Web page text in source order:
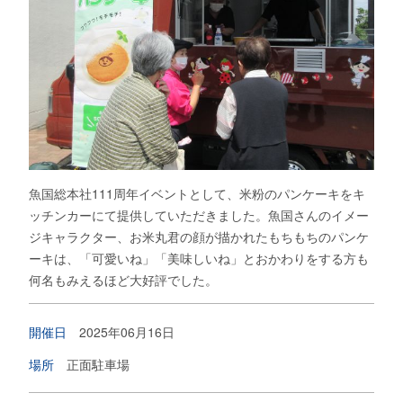
魚国総本社111 周年イベントとして、米粉のパンケーキをキ
ッチンカーにて提供していただきました。魚国さんのイメー
ジキャラクター、お米丸君の顔が描かれたもちもちのパンケ
ーキは、「可愛いね」「美味しいね」とおかわりをする方も
何名もみえるほど大好評でした。
開催日
2025年06月16日
場所
正面駐車場